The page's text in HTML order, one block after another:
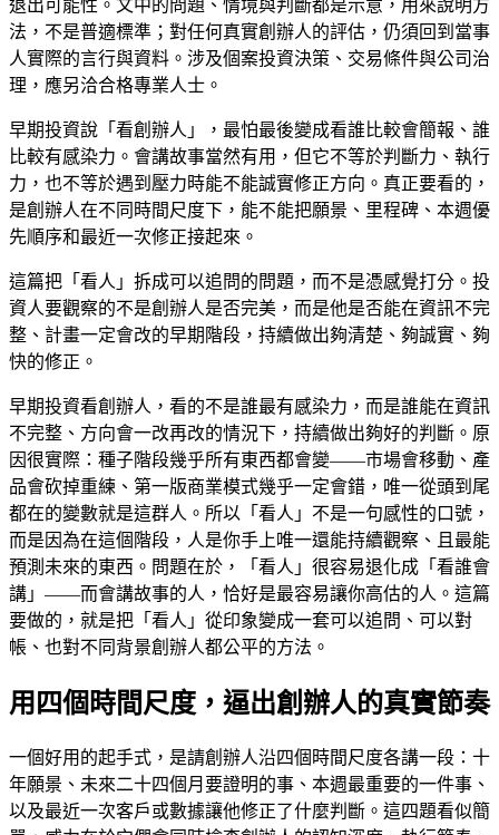
退出可能性。文中的問題、情境與判斷都是示意，用來說明方
法，不是普適標準；對任何真實創辦人的評估，仍須回到當事
人實際的言行與資料。涉及個案投資決策、交易條件與公司治
理，應另洽合格專業人士。
早期投資說「看創辦人」，最怕最後變成看誰比較會簡報、誰
比較有感染力。會講故事當然有用，但它不等於判斷力、執行
力，也不等於遇到壓力時能不能誠實修正方向。真正要看的，
是創辦人在不同時間尺度下，能不能把願景、里程碑、本週優
先順序和最近一次修正接起來。
這篇把「看人」拆成可以追問的問題，而不是憑感覺打分。投
資人要觀察的不是創辦人是否完美，而是他是否能在資訊不完
整、計畫一定會改的早期階段，持續做出夠清楚、夠誠實、夠
快的修正。
早期投資看創辦人，看的不是誰最有感染力，而是誰能在資訊
不完整、方向會一改再改的情況下，持續做出夠好的判斷。原
因很實際：種子階段幾乎所有東西都會變——市場會移動、產
品會砍掉重練、第一版商業模式幾乎一定會錯，唯一從頭到尾
都在的變數就是這群人。所以「看人」不是一句感性的口號，
而是因為在這個階段，人是你手上唯一還能持續觀察、且最能
預測未來的東西。問題在於，「看人」很容易退化成「看誰會
講」——而會講故事的人，恰好是最容易讓你高估的人。這篇
要做的，就是把「看人」從印象變成一套可以追問、可以對
帳、也對不同背景創辦人都公平的方法。
用四個時間尺度，逼出創辦人的真實節奏
一個好用的起手式，是請創辦人沿四個時間尺度各講一段：十
年願景、未來二十四個月要證明的事、本週最重要的一件事、
以及最近一次客戶或數據讓他修正了什麼判斷。這四題看似簡